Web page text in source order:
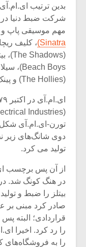
بدین ترتیب
شرکت ضبط دنیا در
مهم موسیقی پاپ
Sinatra)
(The Hollies) و پینک فلوید.
دوی شانگ‌های زیر
تولید می کرد.
از آن پس برچسب
بیتلز را ضبط و
صادر کرد مبنی بر
قراردادی؛ البته
را به